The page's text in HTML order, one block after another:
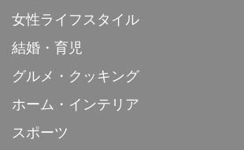
女性ライフスタイル
結婚・育児
グルメ・クッキング
ホーム・インテリア
スポーツ